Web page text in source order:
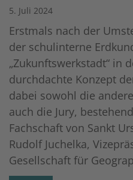
5. Juli 2024
Erstmals nach der
der schulinterne
„Zukunftswerkstadt“ in
durchdachte Konzept
dabei sowohl die
auch die Jury,
Fachschaft von Sankt
Rudolf Juchelka,
Gesellschaft für